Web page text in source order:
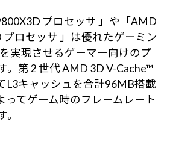
プロセッサ 」や「AMD
プロセッサ 」は優れたゲーミン
実現させるゲーマー向けのプ
。第 2 世代 AMD 3D V-Cache™
L3キャッシュを合計96MB搭載
ってゲーム時のフレームレート